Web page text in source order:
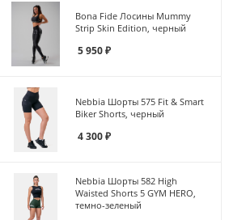
Bona Fide Лосины Mummy
Strip Skin Edition, черный
5 950₽
Nebbia Шорты 575 Fit & Smart
Biker Shorts, черный
4 300₽
Nebbia Шорты 582 High
Waisted Shorts 5 GYM HERO,
темно-зеленый